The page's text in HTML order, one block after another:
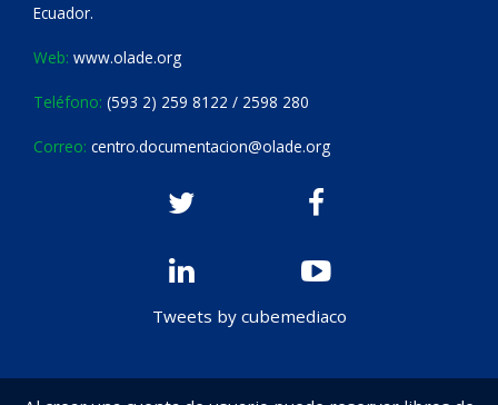
Ecuador.
Web: www.olade.org
Teléfono: (593 2) 259 8122 / 2598 280
Correo: centro.documentacion@olade.org
Tweets by cubemediaco